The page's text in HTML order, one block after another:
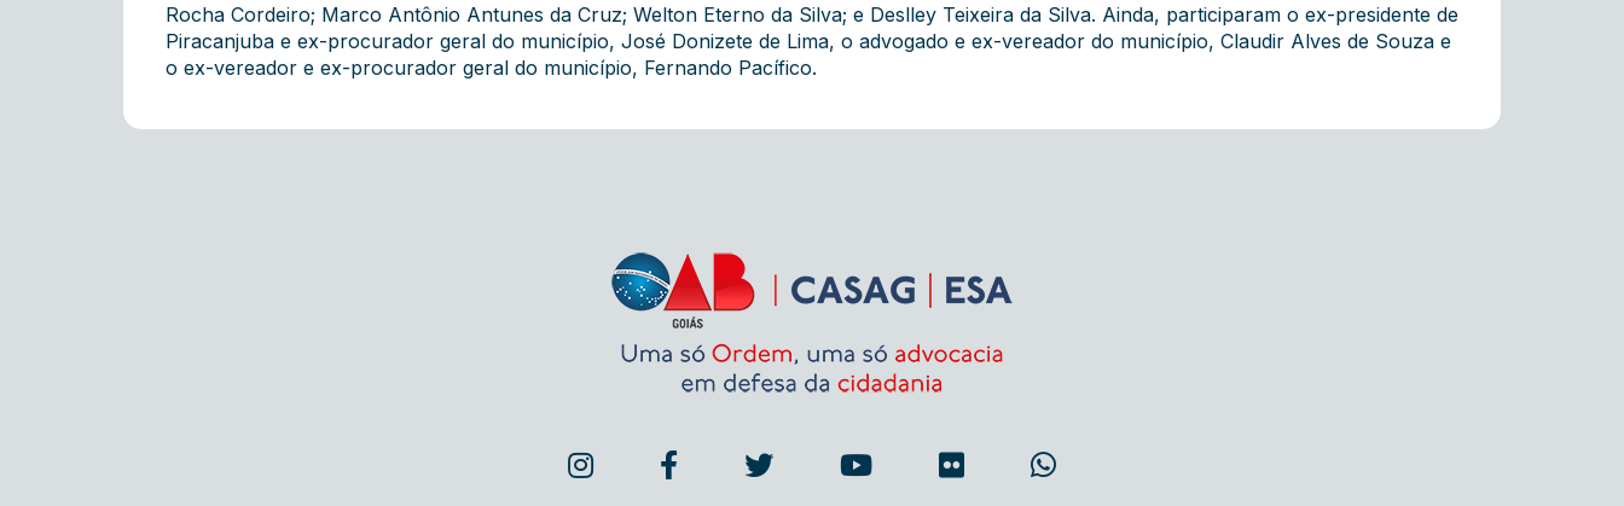
Rocha Cordeiro; Marco Antônio Antunes da Cruz; Welton Eterno da Silva; e Deslley Teixeira da Silva. Ainda, participaram o ex-presidente de
Piracanjuba e ex-procurador geral do município, José Donizete de Lima, o advogado e ex-vereador do município, Claudir Alves de Souza e
o ex-vereador e ex-procurador geral do município, Fernando Pacífico.